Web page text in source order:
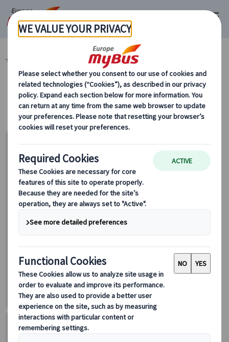
マイバス・ヨーロッパ 日本語ツアーデスク一覧
マイバスヨーロッパ国別ツアー集合場所一覧
リスト
フランス France
集合場所を見る